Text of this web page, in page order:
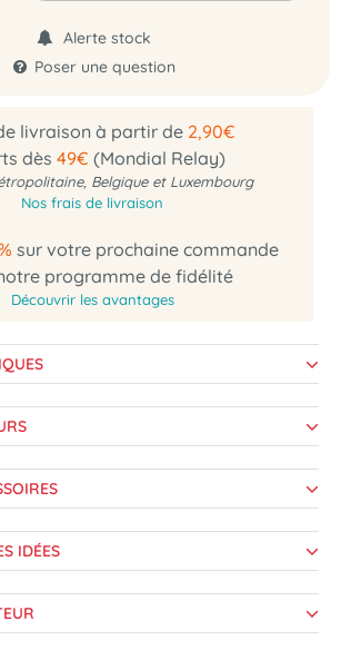
Alerte stock
Poser une question
livraison à partir de 2,90€
dès 49€ (Mondial Relay)
Belgique et Luxembourg
Nos frais de livraison
sur votre prochaine commande
programme de fidélité
Découvrir les avantages
IDÉES